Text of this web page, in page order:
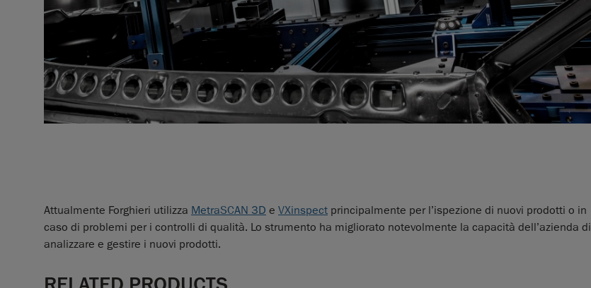
Attualmente Forghieri utilizza MetraSCAN 3D e VXinspect principalmente per l’ispezione di nuovi prodotti o in
caso di problemi per i controlli di qualità. Lo strumento ha migliorato notevolmente la capacità dell’azienda di
analizzare e gestire i nuovi prodotti.